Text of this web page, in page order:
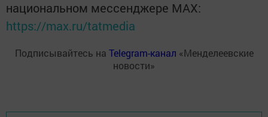
национальном мессенджере MАХ:
https://max.ru/tatmedia
Подписывайтесь на Telegram-канал «Менделеевские
новости»